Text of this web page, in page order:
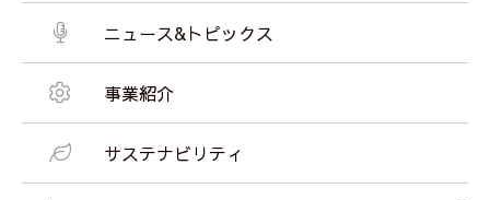
ニュース&トピックス
事業紹介
サステナビリティ